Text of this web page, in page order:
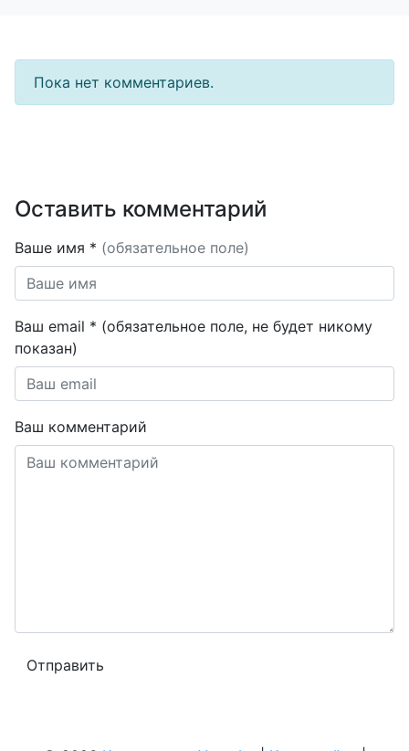
Пока нет комментариев.
Оставить комментарий
Ваше имя * (обязательное поле)
Ваш email * (обязательное поле, не будет никому
показан)
Ваш комментарий